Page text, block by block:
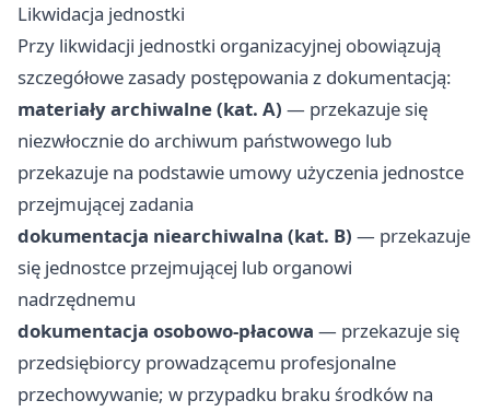
Likwidacja jednostki
Przy likwidacji jednostki organizacyjnej obowiązują
szczegółowe zasady postępowania z dokumentacją:
materiały archiwalne (kat. A) — przekazuje się
niezwłocznie do archiwum państwowego lub
przekazuje na podstawie umowy użyczenia jednostce
przejmującej zadania
dokumentacja niearchiwalna (kat. B) — przekazuje
się jednostce przejmującej lub organowi
nadrzędnemu
dokumentacja osobowo-płacowa — przekazuje się
przedsiębiorcy prowadzącemu profesjonalne
przechowywanie; w przypadku braku środków na